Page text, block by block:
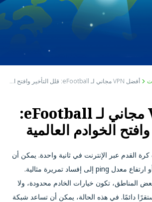
أفضل VPN مجاني لـ eFootball: قلل التأخير وافتح الخوادم العالمية
أفضل VPN مجاني لـ eFootball:
الخوادم العالمية
القدم عبر الإنترنت في ثانية واحدة. يمكن أن
يؤدي الاتصال البطيء أو ارتفاع معدل ping إلى إفساد تمريرة مثالية.
المناطق، تكون خيارات الخادم محدودة، ولا
دائمًا. في هذه الحالة، يمكن أن تساعد شبكة